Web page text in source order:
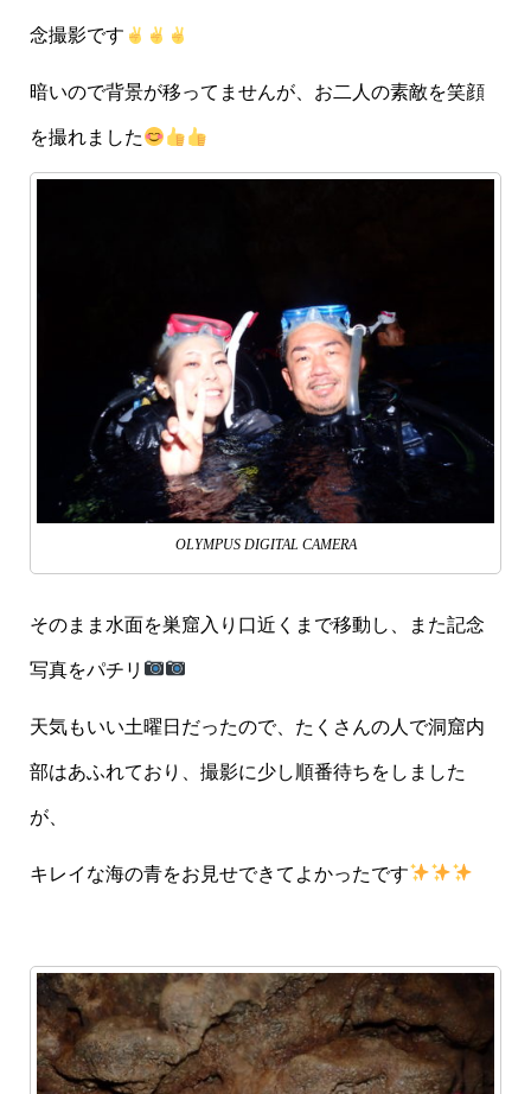
念撮影です
暗いので背景が移ってませんが、お二人の素敵を笑顔
を撮れました
OLYMPUS DIGITAL CAMERA
そのまま水面を巣窟入り口近くまで移動し、また記念
写真をパチリ
天気もいい土曜日だったので、たくさんの人で洞窟内
部はあふれており、撮影に少し順番待ちをしました
が、
キレイな海の青をお見せできてよかったです